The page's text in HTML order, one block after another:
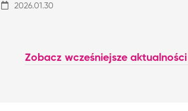
2026.01.30
Zobacz wcześniejsze aktualności